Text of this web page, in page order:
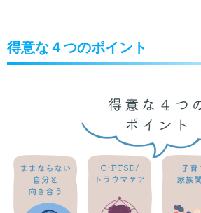
得意な４つのポイント